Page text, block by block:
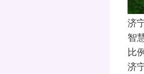
济
智
比
济